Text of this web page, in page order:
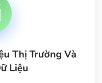
Thị Trường Và
Liệu